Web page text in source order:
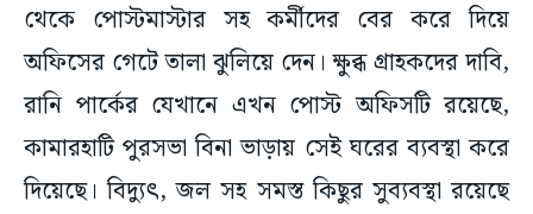
থেকে পোস্টমাস্টার সহ কর্মীদের বের করে দিয়ে
অফিসের গেটে তালা ঝুলিয়ে দেন। ক্ষুব্ধ গ্রাহকদের দাবি,
রানি পার্কের যেখানে এখন পোস্ট অফিসটি রয়েছে,
কামারহাটি পুরসভা বিনা ভাড়ায় সেই ঘরের ব্যবস্থা করে
দিয়েছে। বিদ্যুৎ, জল সহ সমস্ত কিছুর সুব্যবস্থা রয়েছে